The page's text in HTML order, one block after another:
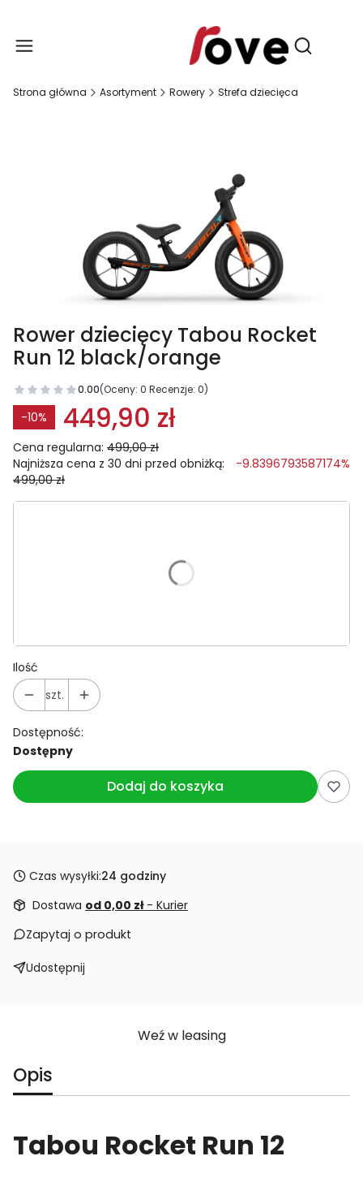
Otwórz
Strona główna Asortyment Rowery Strefa dziecięca
Rower dziecięcy Tabou Rocket
Run 12 black/orange
0.00(Oceny: 0 Recenzje: 0)
449,90 zł
Cena regularna: 499,00 zł
-10%
Najniższa cena z 30 dni przed obniżką:
499,00 zł
-9.8396793587174%
Ilość
szt.
Dostępność:
Dostępny
Dodaj do koszyka
Czas wysyłki:24 godziny
Dostawa od 0,00 zł - Kurier
Zapytaj o produkt
Udostępnij
Weź w leasing
Opis
Tabou Rocket Run 12